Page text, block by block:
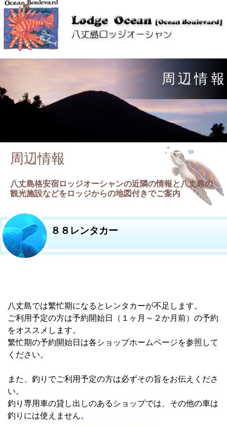
周 辺情 報
周辺情報
八丈島格安宿ロッジオーシャンの近隣の情報と八丈島の
観光施設などをロッジからの地図付きでご案内
８８レンタカー
八丈島では繁忙期になるとレンタカーが不足します。
ご利用予定の方は予約開始日（１ヶ月～２か月前）の予約
をオススメします。
繁忙期の予約開始日は各ショップホームページを参照して
ください。
また、釣りでご利用予定の方は必ずその旨をお伝えくださ
い。
釣り専用車の貸し出しのあるショップでは、その他の車は
釣りには使えません。